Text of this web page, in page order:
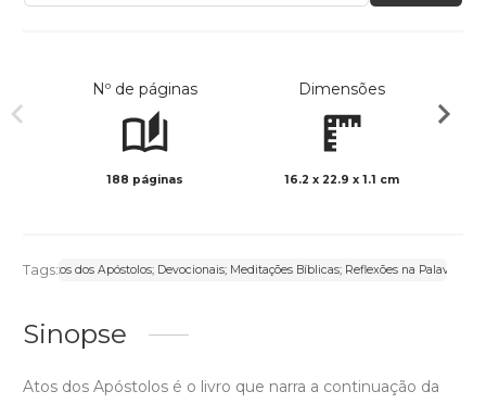
Nº de páginas
188 páginas
Dimensões
16.2 x 22.9 x 1.1 cm
Tags:Atos dos Apóstolos; Devocionais; Meditações Bíblicas; Reflexões na Palavra
Sinopse
Atos dos Apóstolos é o livro que narra a continuação da